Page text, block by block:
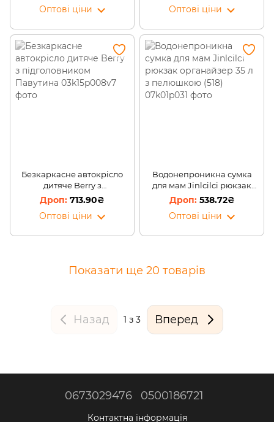
Оптові ціни
Оптові ціни
Безкаркасне автокрісло
дитяче Berry з
підголовником Павутина
713.90₴
Оптові ціни
Водонепроникна сумка
для мам Jinlcilci рюкзак
органайзер 35 л з
пелюшкою (518)
538.72₴
Оптові ціни
Показати ще 20 товарів
Назад 1 з 3 Вперед
0673029476 0500186721
Контактна інформація